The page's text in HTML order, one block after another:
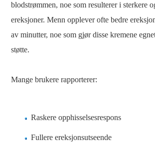
blodstrømmen, noe som resulterer i sterkere
ereksjoner. Menn opplever ofte bedre
av minutter, noe som gjør disse kremene
støtte.
Mange brukere rapporterer:
Raskere opphisselsesrespons
Fullere ereksjonsutseende